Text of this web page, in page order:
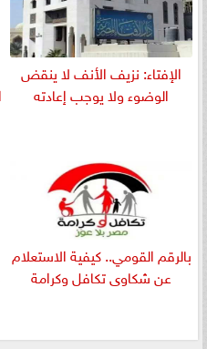
الإفتاء: نزيف الأنف لا ينقض
الوضوء ولا يوجب إعادته
بالرقم القومي.. كيفية الاستعلام
عن شكاوى تكافل وكرامة